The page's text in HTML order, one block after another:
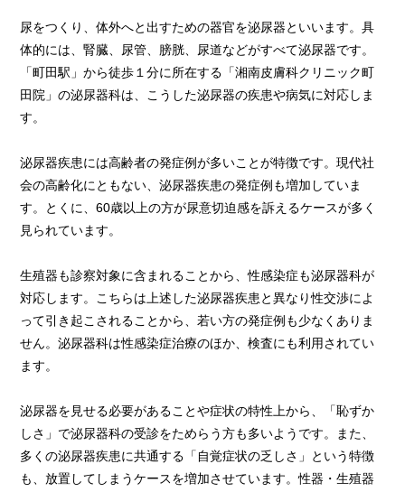
尿をつくり、体外へと出すための器官を泌尿器といいます。具
体的には、腎臓、尿管、膀胱、尿道などがすべて泌尿器です。
「町田駅」から徒歩１分に所在する「湘南皮膚科クリニック町
田院」の泌尿器科は、こうした泌尿器の疾患や病気に対応しま
す。
泌尿器疾患には高齢者の発症例が多いことが特徴です。現代社
会の高齢化にともない、泌尿器疾患の発症例も増加していま
す。とくに、60歳以上の方が尿意切迫感を訴えるケースが多く
見られています。
生殖器も診察対象に含まれることから、性感染症も泌尿器科が
対応します。こちらは上述した泌尿器疾患と異なり性交渉によ
って引き起こされることから、若い方の発症例も少なくありま
せん。泌尿器科は性感染症治療のほか、検査にも利用されてい
ます。
泌尿器を見せる必要があることや症状の特性上から、「恥ずか
しさ」で泌尿器科の受診をためらう方も多いようです。また、
多くの泌尿器疾患に共通する「自覚症状の乏しさ」という特徴
も、放置してしまうケースを増加させています。性器・生殖器